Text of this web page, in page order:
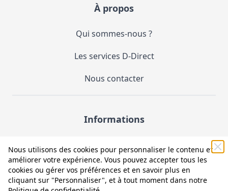
Nous utilisons des cookies pour personnaliser le contenu et
améliorer votre expérience. Vous pouvez accepter tous les
cookies ou gérer vos préférences et en savoir plus en
cliquant sur "Personnaliser", et à tout moment dans notre
À propos
Qui sommes-nous ?
Les services D-Direct
Nous contacter
Informations
Demande de catalogue
Mentions légales et CGV